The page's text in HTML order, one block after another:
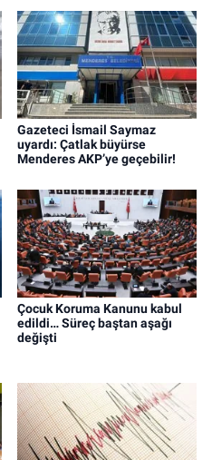
Gazeteci İsmail Saymaz
uyardı: Çatlak büyürse
Menderes AKP’ye geçebilir!
Çocuk Koruma Kanunu kabul
edildi… Süreç baştan aşağı
değişti